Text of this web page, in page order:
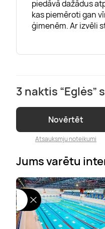
piedāvā dažādus
kas piemēroti gan
ģimenēm. Ar izvēli
3 naktis
Novērtēt
Atsauksmju noteikumi
Jums varētu